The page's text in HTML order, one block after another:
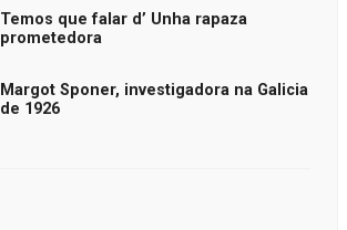
Temos que falar d’ Unha rapaza
prometedora
Margot Sponer, investigadora na Galicia
de 1926